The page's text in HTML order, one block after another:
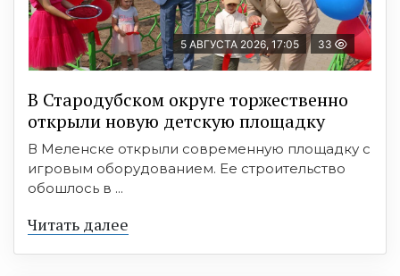
5 АВГУСТА 2026, 17:05 33
В Стародубском округе торжественно
открыли новую детскую площадку
В Меленске открыли современную площадку с
игровым оборудованием. Ее строительство
обошлось в ...
Читать далее